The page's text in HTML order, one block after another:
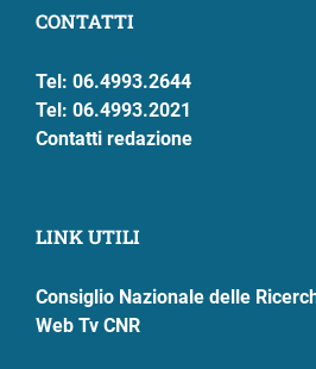
CONTATTI
Tel: 06.4993.2644
Tel: 06.4993.2021
Contatti redazione
LINK UTILI
Consiglio Nazionale delle
Web Tv CNR